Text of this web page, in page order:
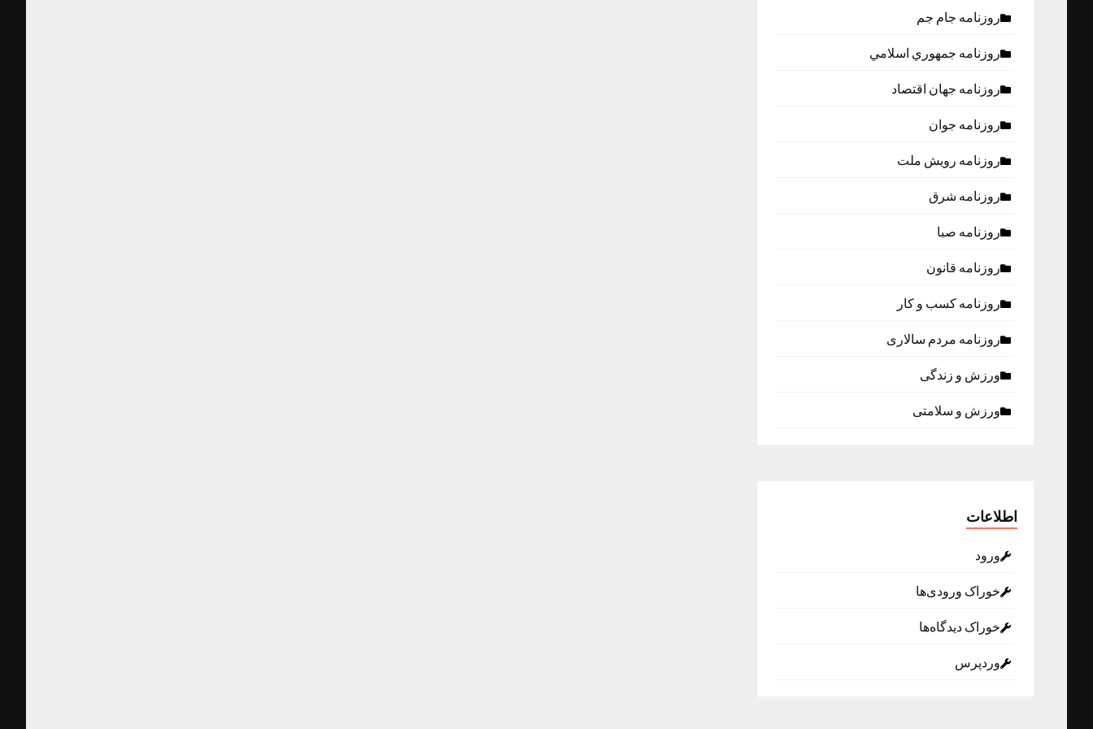
روزنامه جام جم
روزنامه جمهوري اسلامي
روزنامه جهان اقتصاد
روزنامه جوان
روزنامه رویش ملت
روزنامه شرق
روزنامه صبا
روزنامه قانون
روزنامه كسب و كار
روزنامه مردم سالاری
ورزش و زندگی
ورزش و سلامتی
اطلاعات
ورود
خوراک ورودی‌ها
خوراک دیدگاه‌ها
وردپرس